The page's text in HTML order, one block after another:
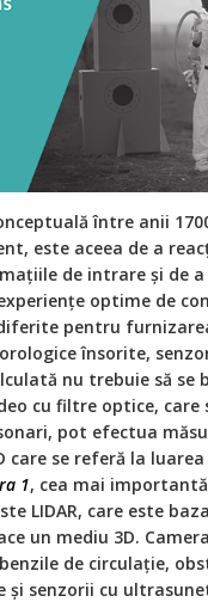
între anii
este aceea de a
de intrare și de a
optime de
pentru
însorite,
nu trebuie să se
cu filtre optice,
pot efectua
care se referă la
1, cea mai
LIDAR, care este
un mediu 3D.
de circulație,
și senzorii cu